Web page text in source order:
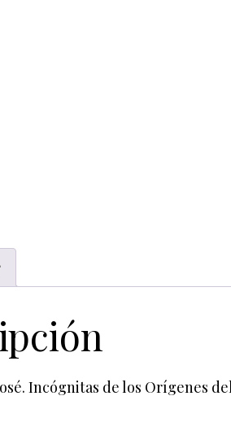
Incógnitas de los Orígenes